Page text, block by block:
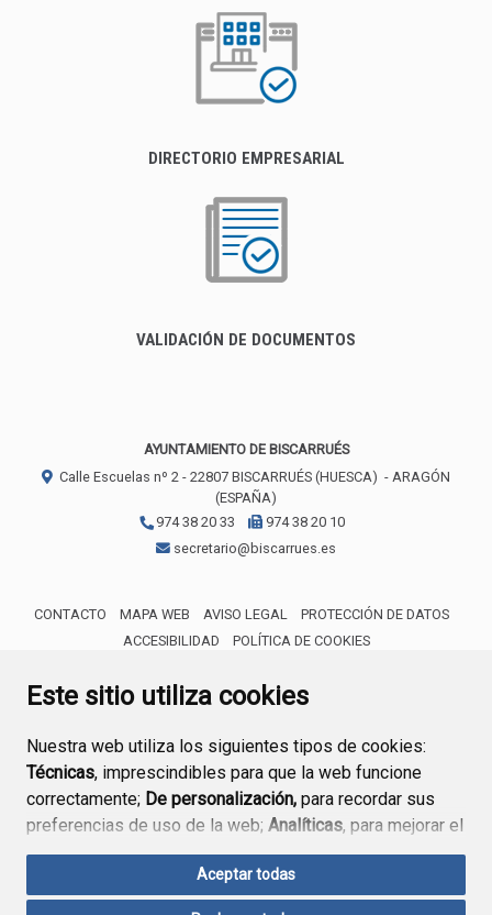
Este sitio utiliza cookies
Nuestra web utiliza los siguientes tipos de cookies:
Técnicas, imprescindibles para que la web funcione
correctamente; De personalización, para recordar sus
preferencias de uso de la web; Analíticas, para mejorar el
funcionamiento de la web y sus servicios.
Si acepta pulsando el botón“Aceptar todas”
Aceptar todas
DIRECTORIO EMPRESARIAL
VALIDACIÓN DE DOCUMENTOS
AYUNTAMIENTO DE BISCARRUÉS
Calle Escuelas nº 2 - 22807 BISCARRUÉS (HUESCA) - ARAGÓN
(ESPAÑA)
974 38 20 33
974 38 20 10
secretario@biscarrues.es
CONTACTO MAPA WEB AVISO LEGAL
PROTECCIÓN DE DATOS
ACCESIBILIDAD
POLÍTICA DE COOKIES